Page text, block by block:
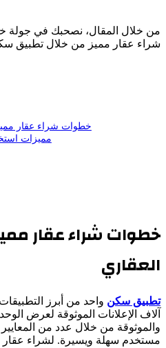
من خلال المقال، نصحبك في جولة
شراء عقار مميز من خلال تطبيق
خطوات شراء عقار
مميزات
خطوات شراء عقار
العقاري
تطبيق سكن واحد من أبرز
آلاف الإعلانات الموثوقة لعرض
والموثوقة من خلال عدد من المعايير
مستخدم سهلة ويسيرة. لشراء عقار